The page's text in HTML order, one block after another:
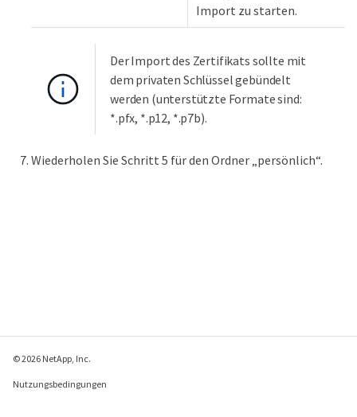
Import zu starten.
Der Import des Zertifikats sollte mit
dem privaten Schlüssel gebündelt
werden (unterstützte Formate sind:
*.pfx, *.p12, *.p7b).
Wiederholen Sie Schritt 5 für den Ordner „persönlich“.
© 2026 NetApp, Inc.
Nutzungsbedingungen